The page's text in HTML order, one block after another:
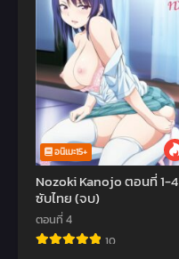
อนิเมะ15+
Nozoki Kanojo ตอนที่ 1-4
ซับไทย (จบ)
ตอนที่ 4
10